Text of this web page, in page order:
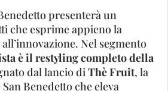
presenterà un
che esprime appieno la
Nel segmento
è il restyling completo della
dal lancio di Thè Fruit, la
Benedetto che eleva